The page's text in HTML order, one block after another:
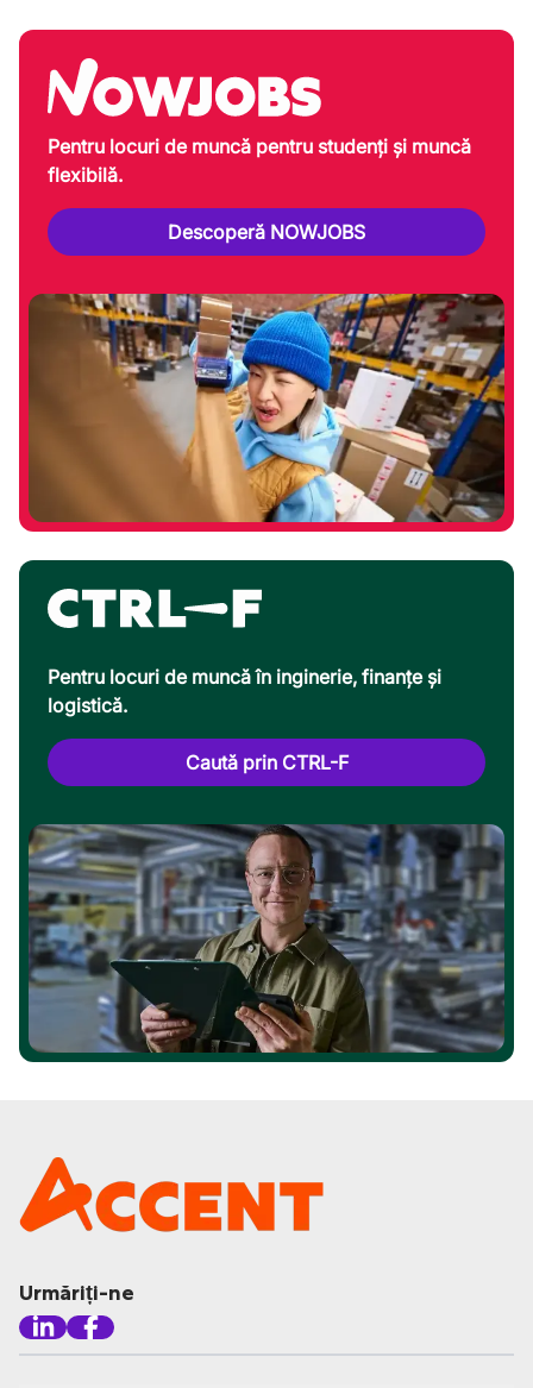
Pentru locuri de muncă pentru studenți și muncă
flexibilă.
Descoperă NOWJOBS
Pentru locuri de muncă în inginerie, finanțe și
logistică.
Caută prin CTRL-F
Urmăriți-ne